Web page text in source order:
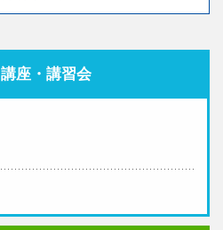
講座・講習会